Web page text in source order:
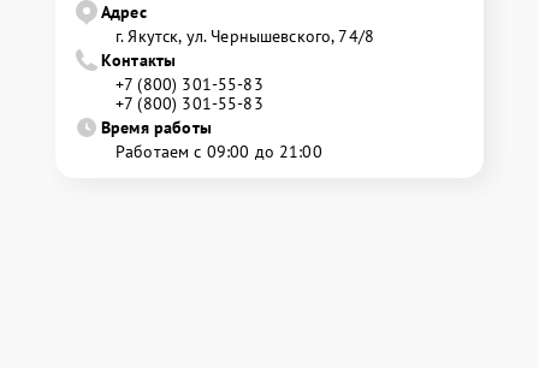
Адрес
г. Якутск, ул. Чернышевского, 74/8
Контакты
+7 (800) 301-55-83
+7 (800) 301-55-83
Время работы
Работаем с 09:00 до 21:00